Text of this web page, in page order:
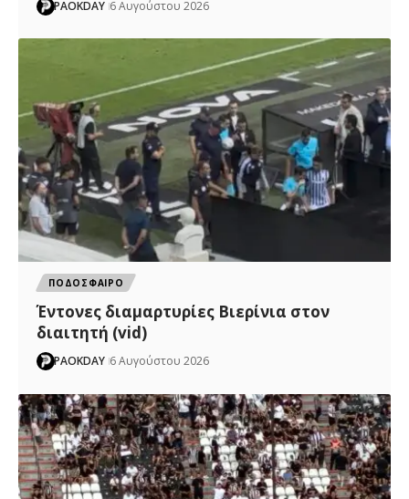
PAOKDAY 6 Αυγούστου 2026
ΠΟΔΟΣΦΑΙΡΟ
Έντονες διαμαρτυρίες Βιερίνια στον
διαιτητή (vid)
PAOKDAY 6 Αυγούστου 2026